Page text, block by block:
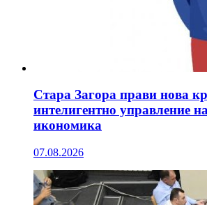
Стара Загора прави нова
интелигентно управление
икономика
07.08.2026